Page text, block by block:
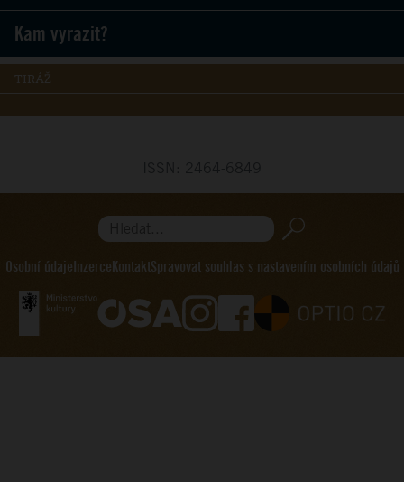
Kam vyrazit?
TIRÁŽ
Hledat...
Osobní údaje Inzerce KontaktSpravovat souhlas s nastavením osobních údajů